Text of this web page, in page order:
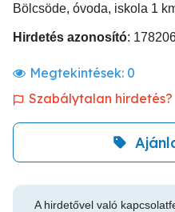
Bölcsöde, óvoda, iskola 1
Hirdetés azonosító:
Megtekintések: 0
Szabálytalan hirdetés?
A hirdetővel való